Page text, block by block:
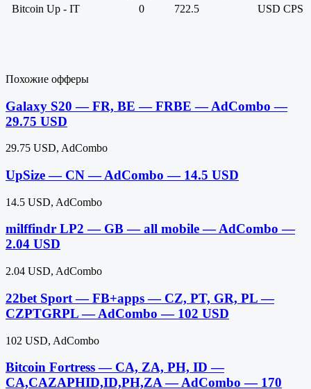
Bitcoin Up - IT
0 722.5 USD CPS
Похожие офферы
Galaxy S20 — FR, BE — FRBE — AdCombo —
29.75 USD
29.75 USD, AdCombo
UpSize — CN — AdCombo — 14.5 USD
14.5 USD, AdCombo
milffindr LP2 — GB — all mobile — AdCombo —
2.04 USD
2.04 USD, AdCombo
22bet Sport — FB+apps — CZ, PT, GR, PL —
CZPTGRPL — AdCombo — 102 USD
102 USD, AdCombo
Bitcoin Fortress — CA, ZA, PH, ID —
CA,CAZAPHID,ID,PH,ZA — AdCombo — 170